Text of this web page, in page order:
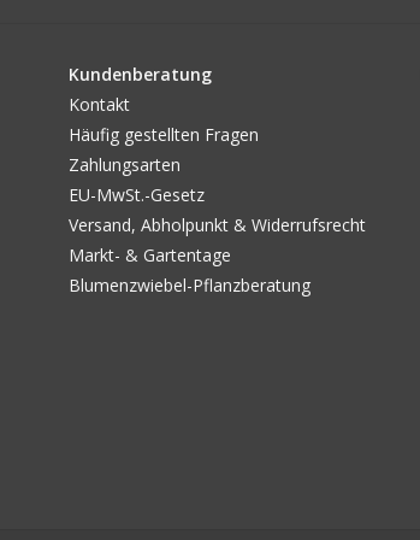
Kundenberatung
Kontakt
Häufig gestellten Fragen
Zahlungsarten
EU-MwSt.-Gesetz
Versand, Abholpunkt & Widerrufsrecht
Markt- & Gartentage
Blumenzwiebel-Pflanzberatung